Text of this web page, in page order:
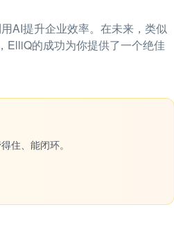
AI提升企业效率。在未来，类似
ElliQ的成功为你提供了一个绝佳
住、能闭环。